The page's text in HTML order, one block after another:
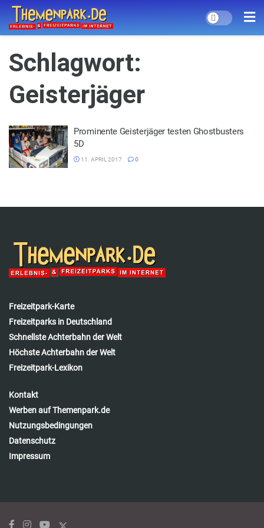
Schlagwort:
Geisterjäger
Prominente Geisterjäger testen Ghostbusters
5D
11. APRIL 2017 0
Freizeitpark-Karte
Freizeitparks in Deutschland
Schnellste Achterbahn der Welt
Höchste Achterbahn der Welt
Freizeitpark-Lexikon
Kontakt
Werben auf Themenpark.de
Nutzungsbedingungen
Datenschutz
Impressum